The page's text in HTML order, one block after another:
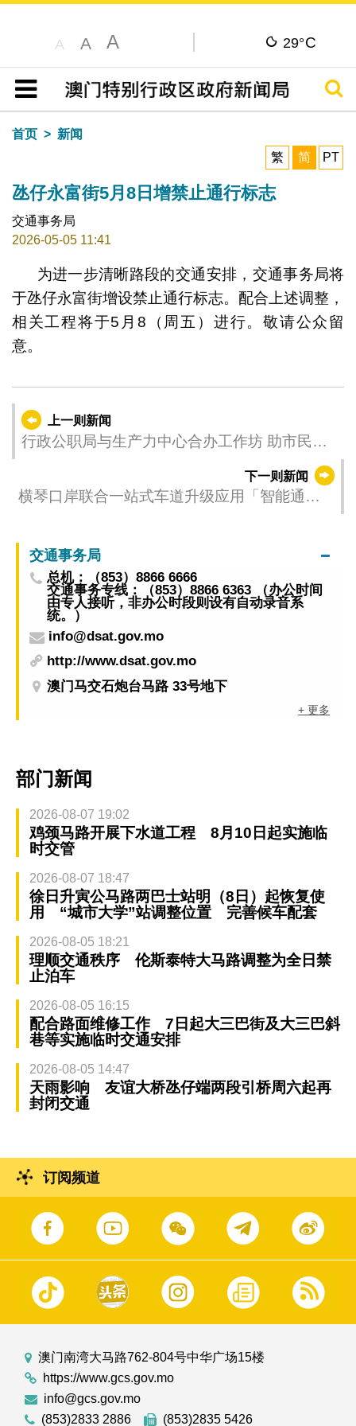
A A A 29°C
目录
搜寻
首页
新闻
繁
简 PT
氹仔永富街5月8日增禁止通行标志
交通事务局
2026-05-05 11:41
为进一步清晰路段的交通安排，交通事务局将
于氹仔永富街增设禁止通行标志。配合上述调整，
相关工程将于5月8（周五）进行。敬请公众留
意。
上一则新闻
行政公职局与生产力中心合办工作坊 助市民掌
下一则新闻
横琴口岸联合一站式车道升级应用「智能通
交通事务局
总机：（853）8866 6666
交通事务专线：（853）8866 6363 （办公时间
由专人接听，非办公时段则设有自动录音系
统。）
info@dsat.gov.mo
http://www.dsat.gov.mo
澳门马交石炮台马路 33号地下
+ 更多
部门新闻
2026-08-07 19:02
鸡颈马路开展下水道工程 8月10日起实施临
时交管
2026-08-07 18:47
徐日升寅公马路两巴士站明（8日）起恢复使
用 “城市大学”站调整位置 完善候车配套
2026-08-05 18:21
理顺交通秩序 伦斯泰特大马路调整为全日禁
止泊车
2026-08-05 16:15
配合路面维修工作 7日起大三巴街及大三巴斜
巷等实施临时交通安排
2026-08-05 14:47
天雨影响 友谊大桥氹仔端两段引桥周六起再
封闭交通
订阅频道
澳门南湾大马路762-804号中华广场15楼
https://www.gcs.gov.mo
info@gcs.gov.mo
(853)2833 2886
(853)2835 5426